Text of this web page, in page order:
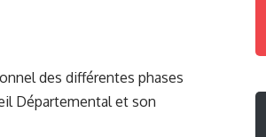
des différentes phases
Départemental et son